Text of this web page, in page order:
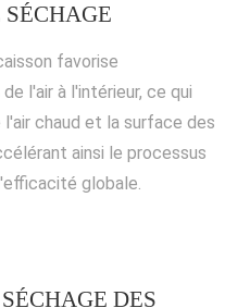
favorise
l'air à l'intérieur, ce qui
chaud et la surface des
ainsi le processus
globale.
DES